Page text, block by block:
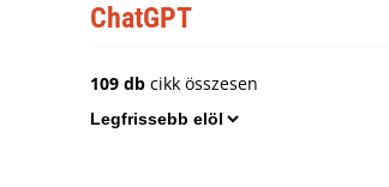
ChatGPT
109 db cikk összesen